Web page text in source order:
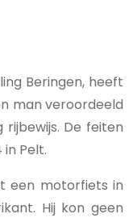
Beringen, heeft
man veroordeeld
De feiten
Pelt.
een motorfiets in
Hij kon geen